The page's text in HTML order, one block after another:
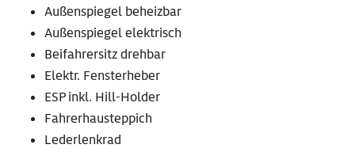
Außenspiegel beheizbar
Außenspiegel elektrisch
Beifahrersitz drehbar
Elektr. Fensterheber
ESP inkl. Hill-Holder
Fahrerhausteppich
Lederlenkrad